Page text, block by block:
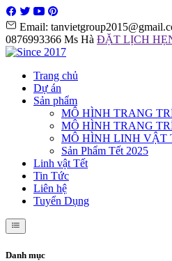
Email:
0876993366 Ms Hà ĐẶT LỊCH
Trang chủ
Dự án
Sản phẩm
MÔ HÌNH TRANG
MÔ HÌNH TRANG
MÔ HÌNH LINH VẬT
Sản Phẩm Tết 2025
Linh vật Tết
Tin Tức
Liên hệ
Tuyển Dụng
Danh mục